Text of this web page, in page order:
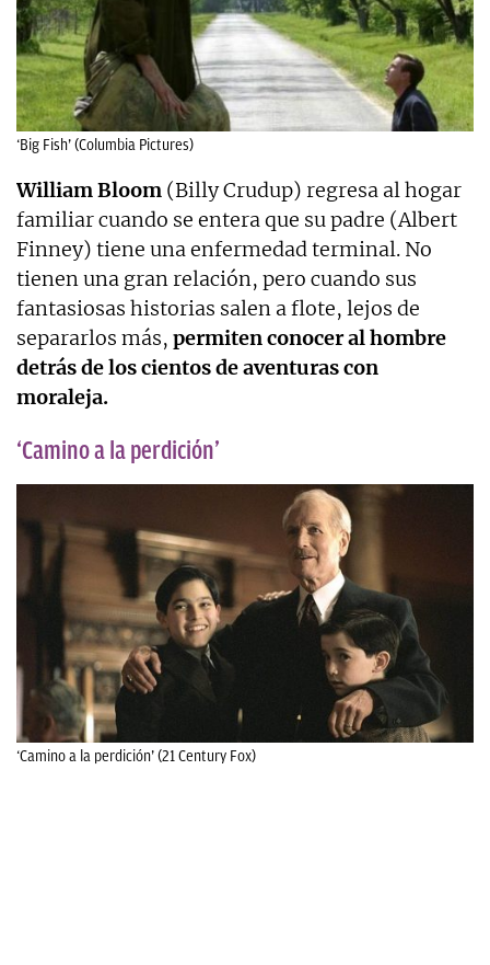
‘Big Fish’ (Columbia Pictures)
William Bloom (Billy Crudup) regresa al hogar
familiar cuando se entera que su padre (Albert
Finney) tiene una enfermedad terminal. No
tienen una gran relación, pero cuando sus
fantasiosas historias salen a flote, lejos de
separarlos más, permiten conocer al hombre
detrás de los cientos de aventuras con
moraleja.
‘Camino a la perdición’
‘Camino a la perdición’ (21 Century Fox)